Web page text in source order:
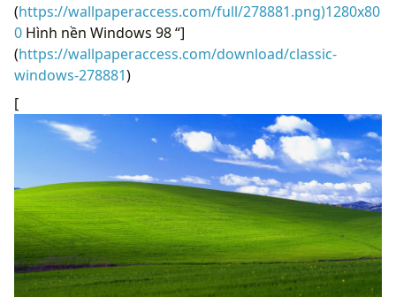
(https://wallpaperaccess.com/full/278881.png)1280x80
0 Hình nền Windows 98 “]
(https://wallpaperaccess.com/download/classic-
windows-278881)
[